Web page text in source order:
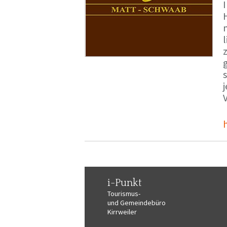
i-Punkt
Tourismus-
und Gemeindebüro
Kirrweiler